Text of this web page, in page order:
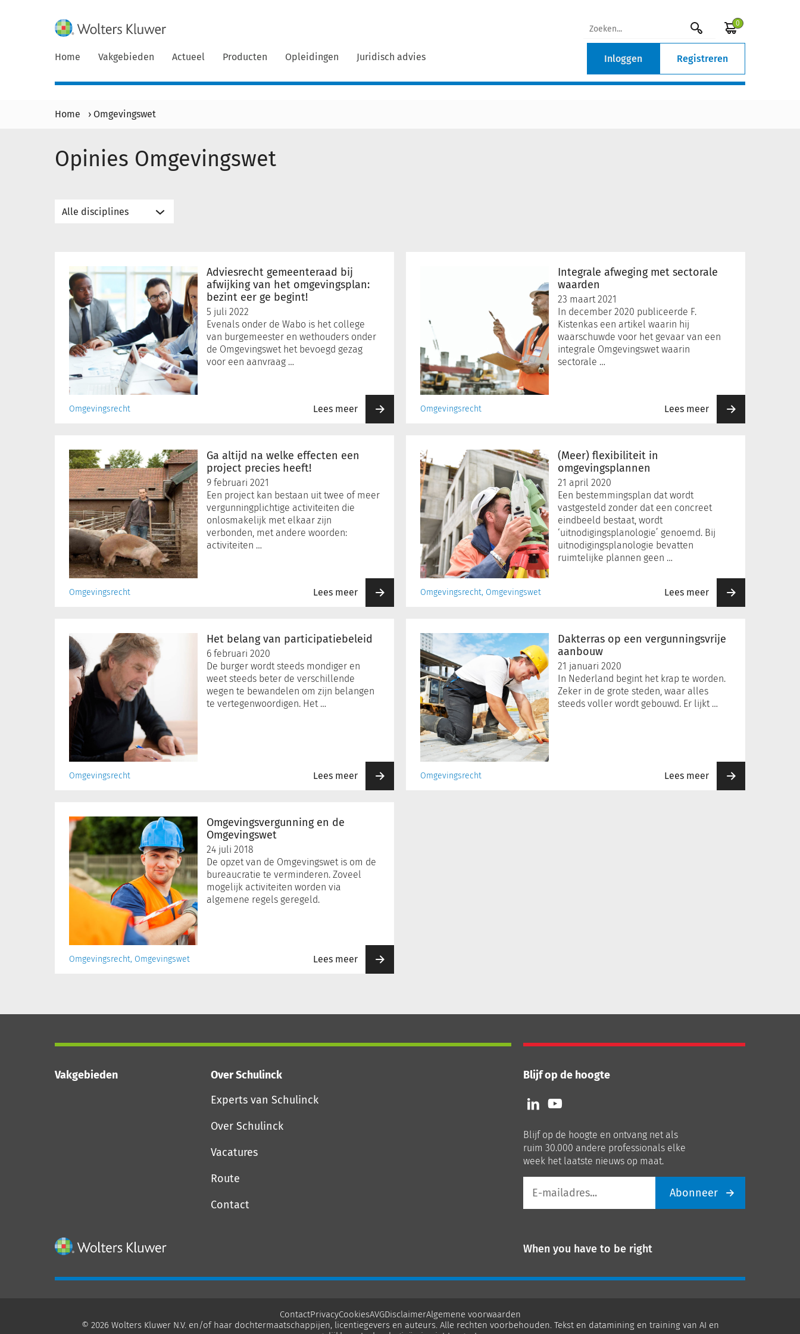
0
Home Vakgebieden Actueel Producten Opleidingen Juridisch advies Inloggen Registreren
Home › Omgevingswet
Opinies Omgevingswet
Adviesrecht gemeenteraad bij
afwijking van het omgevingsplan:
bezint eer ge begint!
5 juli 2022
Evenals onder de Wabo is het college
van burgemeester en wethouders onder
de Omgevingswet het bevoegd gezag
voor een aanvraag …
Omgevingsrecht Lees meer
gemeenteraad
afwijking
van
omgevingsplan:
bezint
begint!
Integrale afweging met sectorale
waarden
23 maart 2021
In december 2020 publiceerde F.
Kistenkas een artikel waarin hij
waarschuwde voor het gevaar van een
integrale Omgevingswet waarin
sectorale …
Omgevingsrecht Lees meer
Ga altijd na welke effecten een
project precies heeft!
9 februari 2021
Een project kan bestaan uit twee of meer
vergunningplichtige activiteiten die
onlosmakelijk met elkaar zijn
verbonden, met andere woorden:
activiteiten …
Omgevingsrecht Lees meer
altijd
welke
effecten
een
project
precies
heeft!
(Meer) flexibiliteit in
omgevingsplannen
21 april 2020
Een bestemmingsplan dat wordt
vastgesteld zonder dat een concreet
eindbeeld bestaat, wordt
‘uitnodigingsplanologie’ genoemd. Bij
uitnodigingsplanologie bevatten
ruimtelijke plannen geen …
Omgevingsrecht, Omgevingswet Lees meer
flexibiliteit
omgevingsplannen
Het belang van participatiebeleid
6 februari 2020
De burger wordt steeds mondiger en
weet steeds beter de verschillende
wegen te bewandelen om zijn belangen
te vertegenwoordigen. Het …
Omgevingsrecht Lees meer
belang
van
participatiebeleid
Dakterras op een vergunningsvrije
aanbouw
21 januari 2020
In Nederland begint het krap te worden.
Zeker in de grote steden, waar alles
steeds voller wordt gebouwd. Er lijkt …
Omgevingsrecht Lees meer
een
vergunningsvrije
aanbouw
Omgevingsvergunning en de
Omgevingswet
24 juli 2018
De opzet van de Omgevingswet is om de
bureaucratie te verminderen. Zoveel
mogelijk activiteiten worden via
algemene regels geregeld.
Omgevingsrecht, Omgevingswet Lees meer
Omgevingswet
Vakgebieden
Over Schulinck
Experts van Schulinck
Over Schulinck
Vacatures
Route
Contact
Blijf op de hoogte
Volg
ons
LinkedIn
Volg
ons
Youtube
Blijf op de hoogte en ontvang net als
ruim 30.000 andere professionals elke
week het laatste nieuws op maat.
mailadres
Abonneer
When you have to be right
ContactPrivacyCookiesAVGDisclaimerAlgemene voorwaarden
© 2026 Wolters Kluwer N.V. en/of haar dochtermaatschappijen, licentiegevers en auteurs. Alle rechten voorbehouden. Tekst en datamining en training van AI en